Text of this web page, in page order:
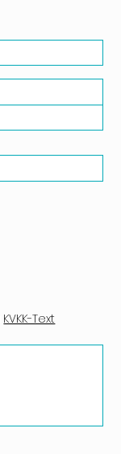
KVKK-Text